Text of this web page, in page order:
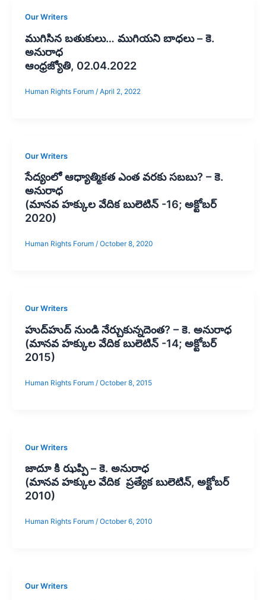
Our Writers
ముగిసిన బతుకులు… ముగియని బాధలు – కె.
అనురాధ
ఆంధ్రజ్యోతి, 02.04.2022
Human Rights Forum / April 2, 2022
Our Writers
సేద్యంలో ఆధ్యాత్మికత ఎంత వరకు సబబు? – కె.
అనురాధ
(మానవ హక్కుల వేదిక బులెటిన్ -16; అక్టోబర్
2020)
Human Rights Forum / October 8, 2020
Our Writers
హుద్‌హుద్‌ నుండి నేర్చుకున్నదెంత? – కె. అనురాధ
(మానవ హక్కుల వేదిక బులెటిన్ -14; అక్టోబర్
2015)
Human Rights Forum / October 8, 2015
Our Writers
జాదూ కి ఝప్పి – కె. అనురాధ
(మానవ హక్కుల వేదిక ప్రత్యేక బులెటిన్, అక్టోబర్
2010)
Human Rights Forum / October 6, 2010
Our Writers